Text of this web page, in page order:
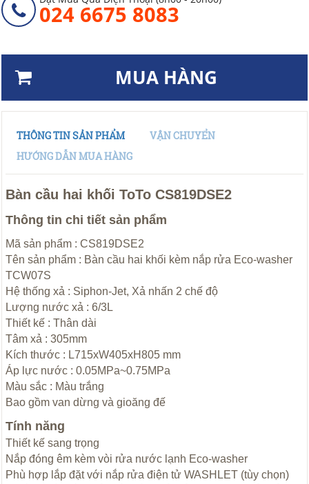
024 6675 8083
MUA HÀNG
THÔNG TIN SẢN PHẨM
VẬN CHUYỂN
HƯỚNG DẪN MUA HÀNG
Bàn cầu hai khối ToTo CS819DSE2
Thông tin chi tiết sản phẩm
Mã sản phẩm : CS819DSE2
Tên sản phẩm : Bàn cầu hai khối kèm nắp rửa Eco-washer
TCW07S
Hệ thống xả : Siphon-Jet, Xả nhấn 2 chế độ
Lượng nước xả : 6/3L
Thiết kế : Thân dài
Tâm xả : 305mm
Kích thước : L715xW405xH805 mm
Áp lực nước : 0.05MPa~0.75MPa
Màu sắc : Màu trắng
Bao gồm van dừng và gioăng đế
Tính năng
Thiết kế sang trọng
Nắp đóng êm kèm vòi rửa nước lạnh Eco-washer
Phù hợp lắp đặt với nắp rửa điện tử WASHLET (tùy chọn)